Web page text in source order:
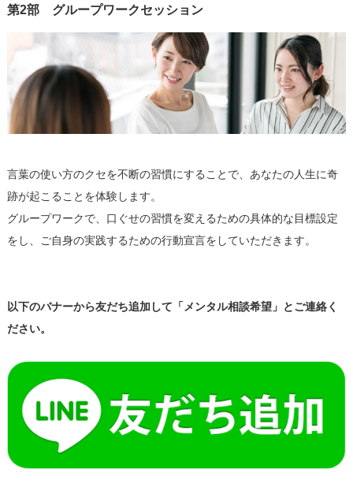
第2部 グループワークセッション
言葉の使い方のクセを不断の習慣にすることで、あなたの人生に奇
跡が起こることを体験します。
グループワークで、口ぐせの習慣を変えるための具体的な目標設定
をし、ご自身の実践するための行動宣言をしていただきます。
以下のバナーから友だち追加して「メンタル相談希望」とご連絡く
ださい。